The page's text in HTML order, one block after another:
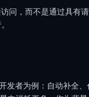
问，而不是通过具有
发者为例：自动补全